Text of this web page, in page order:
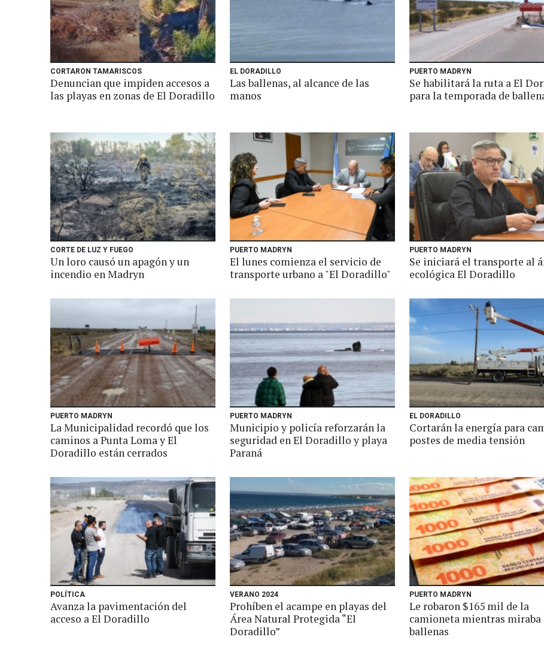
CORTARON TAMARISCOS
Denuncian que impiden accesos a
las playas en zonas de El Doradillo
EL DORADILLO
Las ballenas, al alcance de las
manos
PUERTO MADRYN
Se habilitará la ruta a El
para la temporada de
CORTE DE LUZ Y FUEGO
Un loro causó un apagón y un
incendio en Madryn
PUERTO MADRYN
El lunes comienza el servicio de
transporte urbano a "El Doradillo"
PUERTO MADRYN
Se iniciará el transporte al
ecológica El Doradillo
PUERTO MADRYN
La Municipalidad recordó que los
caminos a Punta Loma y El
Doradillo están cerrados
PUERTO MADRYN
Municipio y policía reforzarán la
seguridad en El Doradillo y playa
Paraná
EL DORADILLO
Cortarán la energía para
postes de media tensión
POLÍTICA
Avanza la pavimentación del
acceso a El Doradillo
VERANO 2024
Prohíben el acampe en playas del
Área Natural Protegida “El
Doradillo”
PUERTO MADRYN
Le robaron $165 mil de la
camioneta mientras miraba
ballenas